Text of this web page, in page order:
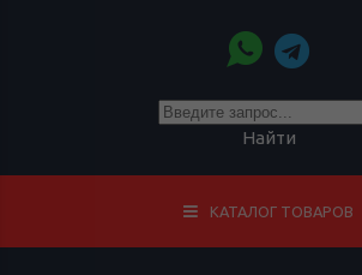
Найти
КАТАЛОГ ТОВАРОВ